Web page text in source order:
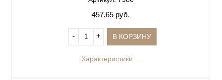
457.65 руб.
‐ + В КОРЗИНУ
Характеристики ...